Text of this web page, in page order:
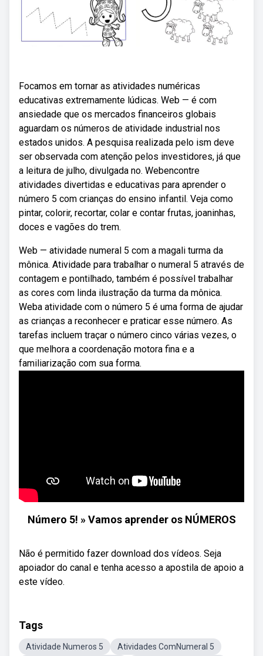
Focamos em tornar as atividades numéricas
educativas extremamente lúdicas. Web — é com
ansiedade que os mercados financeiros globais
aguardam os números de atividade industrial nos
estados unidos. A pesquisa realizada pelo ism deve
ser observada com atenção pelos investidores, já que
a leitura de julho, divulgada no. Webencontre
atividades divertidas e educativas para aprender o
número 5 com crianças do ensino infantil. Veja como
pintar, colorir, recortar, colar e contar frutas, joaninhas,
doces e vagões do trem.
Web — atividade numeral 5 com a magali turma da
mônica. Atividade para trabalhar o numeral 5 através de
contagem e pontilhado, também é possível trabalhar
as cores com linda ilustração da turma da mônica.
Weba atividade com o número 5 é uma forma de ajudar
as crianças a reconhecer e praticar esse número. As
tarefas incluem traçar o número cinco várias vezes, o
que melhora a coordenação motora fina e a
familiarização com sua forma.
Número 5! » Vamos aprender os NÚMEROS
Não é permitido fazer download dos vídeos. Seja
apoiador do canal e tenha acesso a apostila de apoio a
este vídeo.
Tags
Atividade Numeros 5 Atividades ComNumeral 5